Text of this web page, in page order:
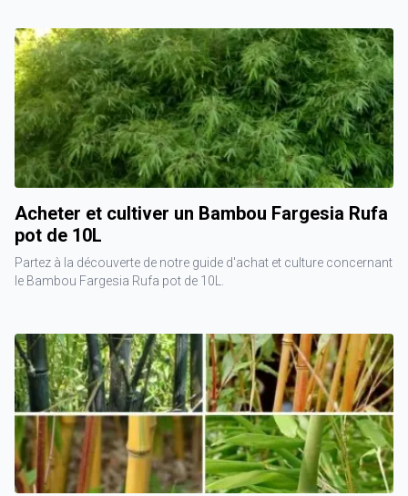
Acheter et cultiver un Bambou Fargesia Rufa
pot de 10L
Partez à la découverte de notre guide d'achat et culture concernant
le Bambou Fargesia Rufa pot de 10L.